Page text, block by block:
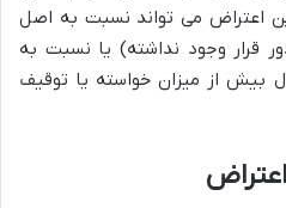
اعتراض می تواند نسبت به اصل
قرار وجود نداشته) یا نسبت به
بیش از میزان خواسته یا توقیف